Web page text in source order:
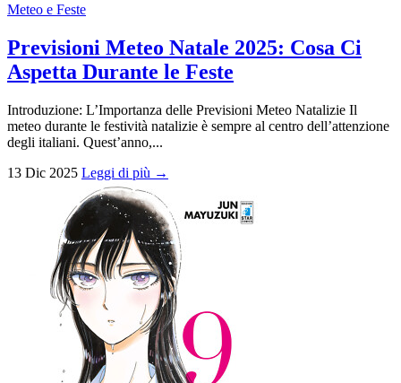
Meteo e Feste
Previsioni Meteo Natale 2025: Cosa Ci
Aspetta Durante le Feste
Introduzione: L’Importanza delle Previsioni Meteo Natalizie Il
meteo durante le festività natalizie è sempre al centro dell’attenzione
degli italiani. Quest’anno,...
13 Dic 2025 Leggi di più →